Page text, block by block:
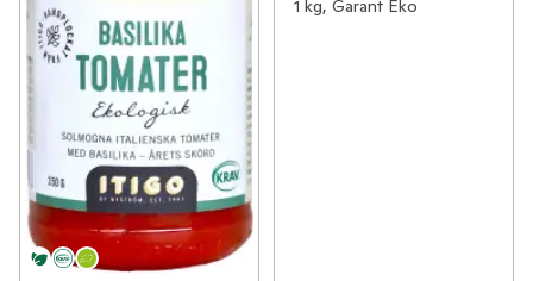
1 kg, Garant Eko